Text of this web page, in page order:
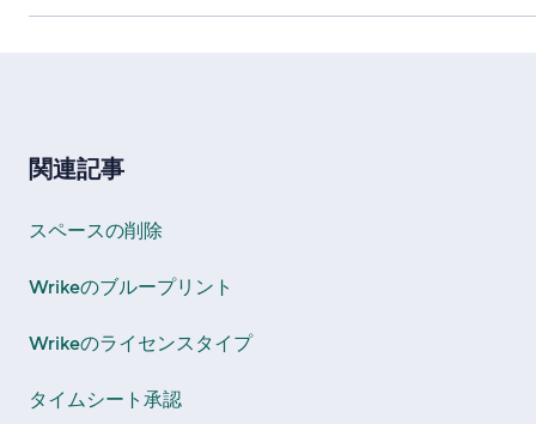
関連記事
スペースの削除
Wrikeのブループリント
Wrikeのライセンスタイプ
タイムシート承認